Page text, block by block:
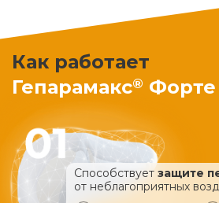
Как работает
Гепарамакс® Форте
Способствует защите
от неблагоприятных